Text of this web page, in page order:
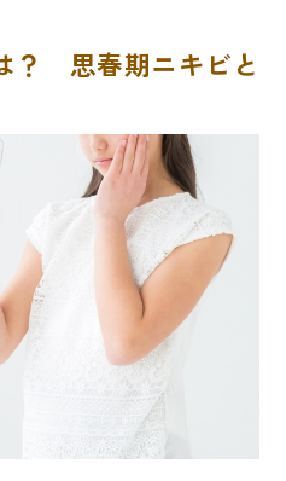
？ 思春期ニキビと